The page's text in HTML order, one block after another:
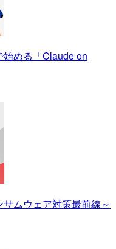
始める「Claude on
サムウェア対策最前線～